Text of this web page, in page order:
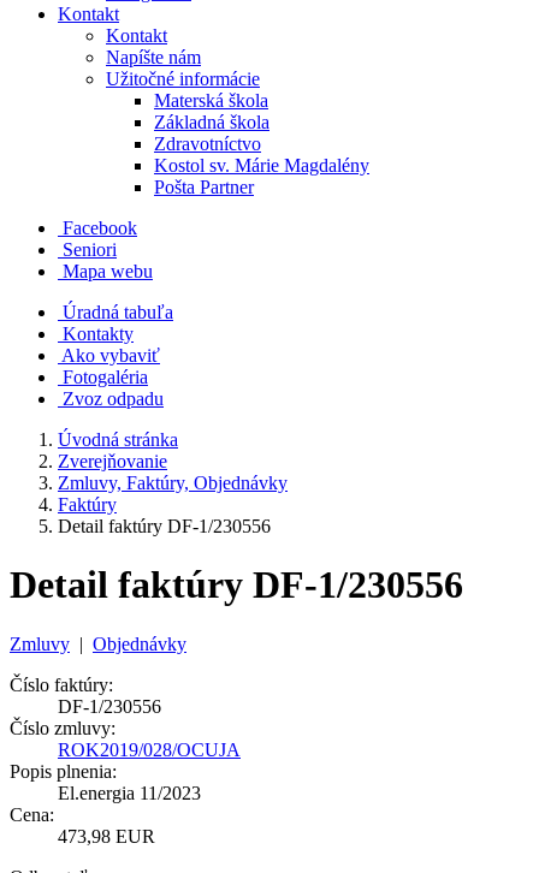
Kontakt
Kontakt
Napíšte nám
Užitočné informácie
Materská škola
Základná škola
Zdravotníctvo
Kostol sv. Márie Magdalény
Pošta Partner
Facebook
Seniori
Mapa webu
Úradná tabuľa
Kontakty
Ako vybaviť
Fotogaléria
Zvoz odpadu
Úvodná stránka
Zverejňovanie
Zmluvy, Faktúry, Objednávky
Faktúry
Detail faktúry DF-1/230556
Detail faktúry DF-1/230556
Zmluvy | Objednávky
Číslo faktúry:
DF-1/230556
Číslo zmluvy:
ROK2019/028/OCUJA
Popis plnenia:
El.energia 11/2023
Cena:
473,98 EUR